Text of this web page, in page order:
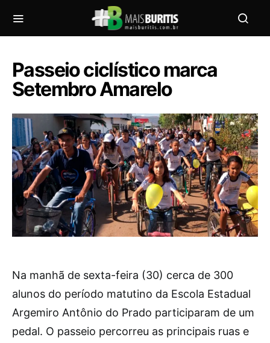
Passeio ciclístico marca
Setembro Amarelo
Na manhã de sexta-feira (30) cerca de 300
alunos do período matutino da Escola Estadual
Argemiro Antônio do Prado participaram de um
pedal. O passeio percorreu as principais ruas e